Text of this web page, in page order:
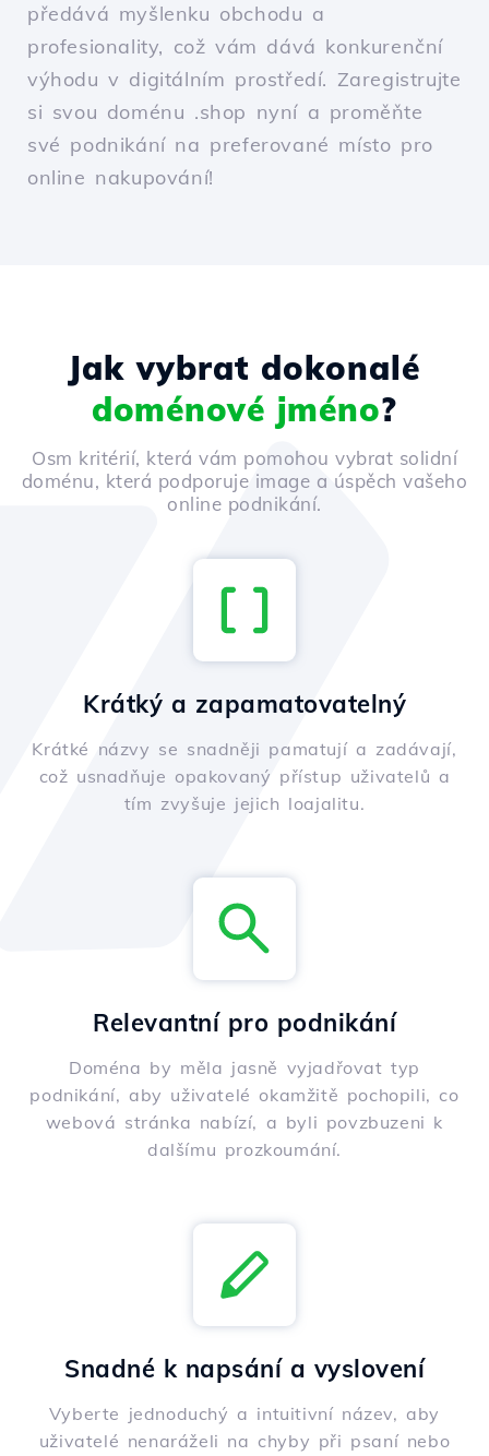
předává myšlenku obchodu a
profesionality, což vám dává konkurenční
výhodu v digitálním prostředí. Zaregistrujte
si svou doménu .shop nyní a proměňte
své podnikání na preferované místo pro
online nakupování!
Jak vybrat dokonalé
doménové jméno?
Osm kritérií, která vám pomohou vybrat solidní
doménu, která podporuje image a úspěch vašeho
online podnikání.
Krátký a zapamatovatelný
Krátké názvy se snadněji pamatují a zadávají,
což usnadňuje opakovaný přístup uživatelů a
tím zvyšuje jejich loajalitu.
Relevantní pro podnikání
Doména by měla jasně vyjadřovat typ
podnikání, aby uživatelé okamžitě pochopili, co
webová stránka nabízí, a byli povzbuzeni k
dalšímu prozkoumání.
Snadné k napsání a vyslovení
Vyberte jednoduchý a intuitivní název, aby
uživatelé nenaráželi na chyby při psaní nebo